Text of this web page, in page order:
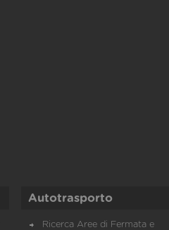
Autotrasporto
Ricerca Aree di Fermata e